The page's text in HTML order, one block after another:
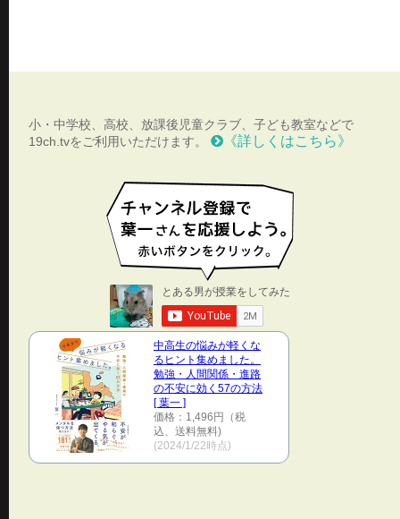
小・中学校、高校、放課後児童クラブ、子ども教室などで
19ch.tvをご利用いただけます。
《詳しくはこちら》
中高生の悩みが軽くな
るヒント集めました。
勉強・人間関係・進路
の不安に効く57の方法
[ 葉一 ]
価格：1,496円（税
込、送料無料)
(2024/1/22時点)